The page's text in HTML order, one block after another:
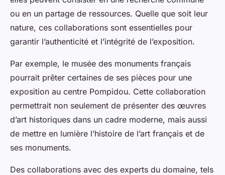
ou en un partage de ressources. Quelle que soit leur
nature, ces collaborations sont essentielles pour
garantir l’authenticité et l’intégrité de l’exposition.
Par exemple, le musée des monuments français
pourrait prêter certaines de ses pièces pour une
exposition au centre Pompidou. Cette collaboration
permettrait non seulement de présenter des œuvres
d’art historiques dans un cadre moderne, mais aussi
de mettre en lumière l’histoire de l’art français et de
ses monuments.
Des collaborations avec des experts du domaine, tels